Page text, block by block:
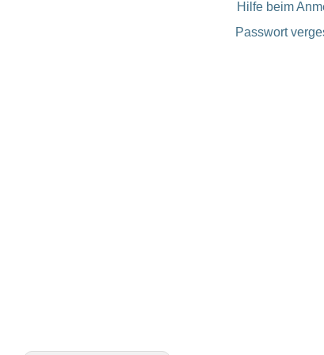
Hilfe beim
Passwort